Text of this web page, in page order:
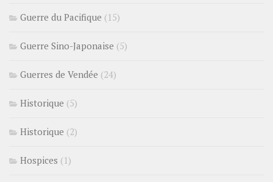
Guerre du Pacifique (15)
Guerre Sino-Japonaise (5)
Guerres de Vendée (24)
Historique (5)
Historique (2)
Hospices (1)